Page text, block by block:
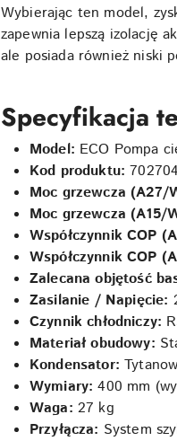
Wybierając ten model,
zapewnia lepszą izolację
ale posiada również niski
Specyfikacja
Model: ECO Pompa
Kod produktu:
Moc grzewcza (A27/
Moc grzewcza (A15/
Współczynnik COP
Współczynnik COP
Zalecana objętość
Zasilanie / Napięcie:
Czynnik chłodniczy:
Materiał obudowy:
Kondensator:
Wymiary: 400 mm
Waga: 27 kg
Przyłącza: System